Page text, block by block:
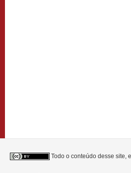
Todo o conteúdo desse site,